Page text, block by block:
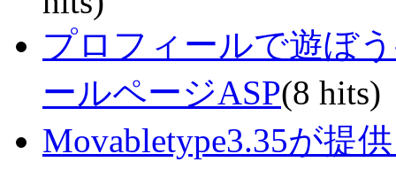
プロフィールで遊ぼ
ールページASP(8 hits)
Movabletype3.35が提